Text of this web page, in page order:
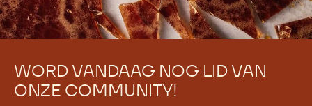
WORD VANDAAG NOG LID VAN
ONZE COMMUNITY!